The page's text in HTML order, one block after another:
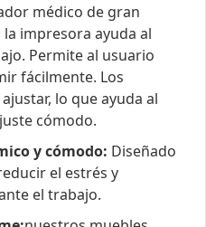
médico de gran
impresora ayuda al
Permite al usuario
fácilmente. Los
lo que ayuda al
cómodo.
y cómodo: Diseñado
el estrés y
el trabajo.